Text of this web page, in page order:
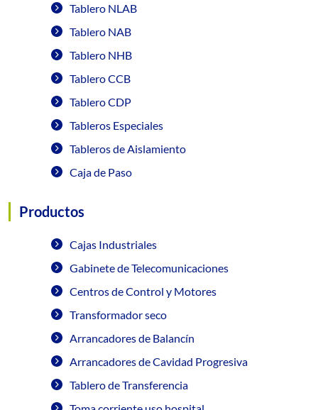
Tablero NLAB
Tablero NAB
Tablero NHB
Tablero CCB
Tablero CDP
Tableros Especiales
Tableros de Aislamiento
Caja de Paso
Productos
Cajas Industriales
Gabinete de Telecomunicaciones
Centros de Control y Motores
Transformador seco
Arrancadores de Balancín
Arrancadores de Cavidad Progresiva
Tablero de Transferencia